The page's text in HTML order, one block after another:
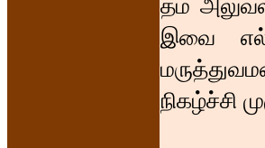
தம்
இவை
நிகழ்ச்சி